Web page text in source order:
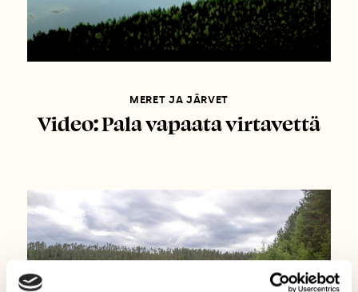
MERET JA JÄRVET
Video: Pala vapaata virtavettä